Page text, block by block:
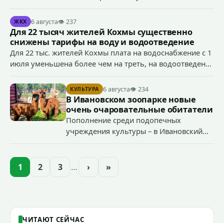
Антоном Тумановым.
ЖКХ 6 августа👁 237
Для 22 тысяч жителей Кохмы существенно
снижены тарифы на воду и водоотведение
Для 22 тыс. жителей Кохмы плата на водоснабжение с 1
июля уменьшена более чем на треть, на водоотведение
началу работы в городе областного предприятия
«Водоканал.
КУЛЬТУРА 6 августа👁 234
В Ивановском зоопарке новые
очень очаровательные обитатели
Пополнение среди подопечных
учреждения культуры – в Ивановский
областей (самцу - 6 месяцев, самочке —
1 2 3 … › »
ЧИТАЮТ СЕЙЧАС